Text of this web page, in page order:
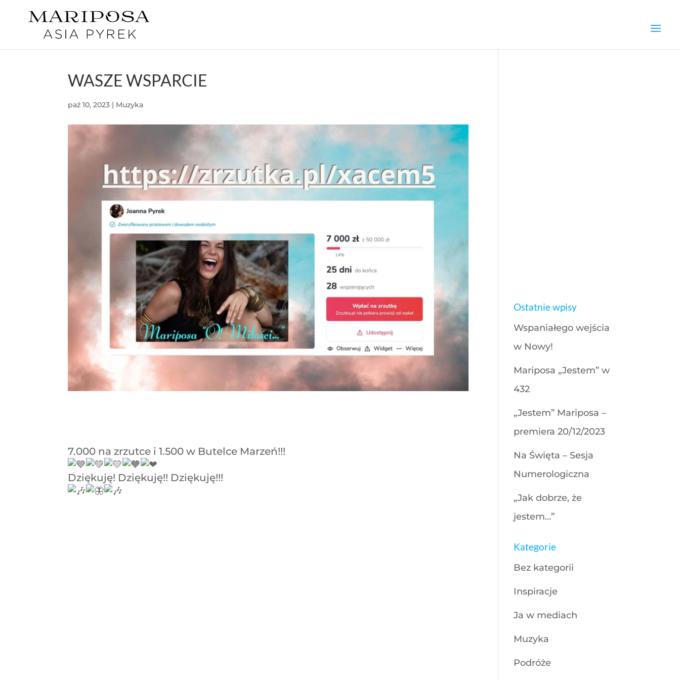
WASZE WSPARCIE
paź 10, 2023 | Muzyka
7.000 na zrzutce i 1.500 w Butelce Marzeń!!!
Dziękuję! Dziękuję!! Dziękuję!!!
Ostatnie wpisy
Wspaniałego wejścia
w Nowy!
Mariposa „Jestem” w
432
„Jestem” Mariposa –
premiera 20/12/2023
Na Święta – Sesja
Numerologiczna
„Jak dobrze, że
jestem…”
Kategorie
Bez kategorii
Inspiracje
Ja w mediach
Muzyka
Podróże